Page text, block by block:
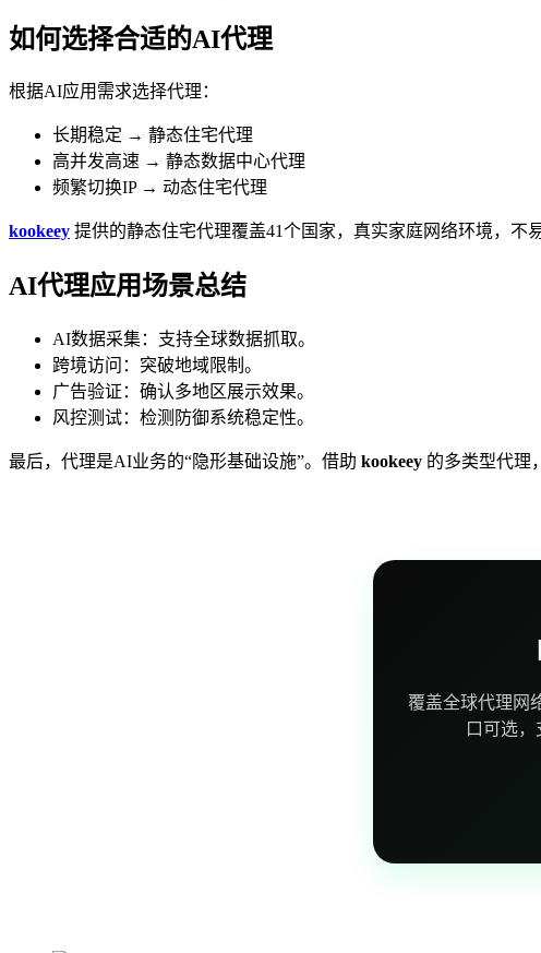
如何选择合适的AI代理
根据AI应用需求选择代理：
长期稳定 → 静态住宅代理
高并发高速 → 静态数据中心代理
频繁切换IP → 动态住宅代理
kookeey 提供的静态住宅代理覆盖41个国家，真实家庭网络环境，不
AI代理应用场景总结
AI数据采集：支持全球数据抓取。
跨境访问：突破地域限制。
广告验证：确认多地区展示效果。
风控测试：检测防御系统稳定性。
最后，代理是AI业务的“隐形基础设施”。借助 kookeey 的多类型代理
覆盖全球代理网
口可选